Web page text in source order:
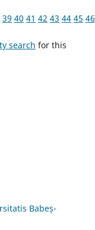
39 40 41 42 43 44 45 46
search for this
Babeș-